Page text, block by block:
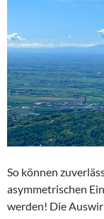
So können
asymmetrischen
werden! Die